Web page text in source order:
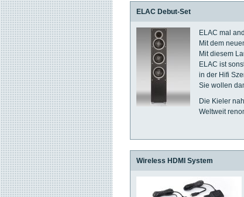
ELAC Debut-Set
ELAC mal
Mit dem
Mit diesem
ELAC ist
in der Hifi
Sie wollen
Die Kieler
Weltweit
Wireless HDMI System